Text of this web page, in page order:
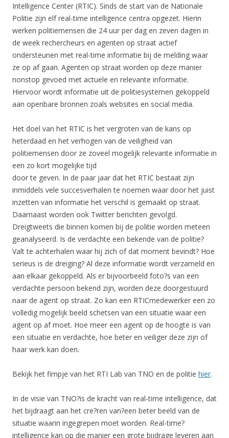
Intelligence Center (RTIC). Sinds de start van de Nationale
Politie zijn elf real-time intelligence centra opgezet. Hierin
werken politiemensen die 24 uur per dag en zeven dagen in
de week rechercheurs en agenten op straat actief
ondersteunen met real-time informatie bij de melding waar
ze op af gaan. Agenten op straat worden op deze manier
nonstop gevoed met actuele en relevante informatie.
Hiervoor wordt informatie uit de politiesystemen gekoppeld
aan openbare bronnen zoals websites en social media.
Het doel van het RTIC is het vergroten van de kans op
heterdaad en het verhogen van de veiligheid van
politiemensen door ze zoveel mogelijk relevante informatie in
een zo kort mogelijke tijd
door te geven. In de paar jaar dat het RTIC bestaat zijn
inmiddels vele succesverhalen te noemen waar door het juist
inzetten van informatie het verschil is gemaakt op straat.
Daarnaast worden ook Twitter berichten gevolgd.
Dreigtweets die binnen komen bij de politie worden meteen
geanalyseerd. Is de verdachte een bekende van de politie?
Valt te achterhalen waar hij zich of dat moment bevindt? Hoe
serieus is de dreiging? Al deze informatie wordt verzameld en
aan elkaar gekoppeld. Als er bijvoorbeeld foto?s van een
verdachte persoon bekend zijn, worden deze doorgestuurd
naar de agent op straat. Zo kan een RTICmedewerker een zo
volledig mogelijk beeld schetsen van een situatie waar een
agent op af moet. Hoe meer een agent op de hoogte is van
een situatie en verdachte, hoe beter en veiliger deze zijn of
haar werk kan doen.
Bekijk het fimpje van het RTI Lab van TNO en de politie hier.
In de visie van TNO?is de kracht van real-time intelligence, dat
het bijdraagt aan het cre?ren van?een beter beeld van de
situatie waarin ingegrepen moet worden. Real-time?
intelligence kan op die manier een grote bijdrage leveren aan